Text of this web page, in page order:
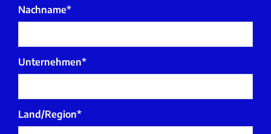
Nachname*
Unternehmen*
Land/Region*